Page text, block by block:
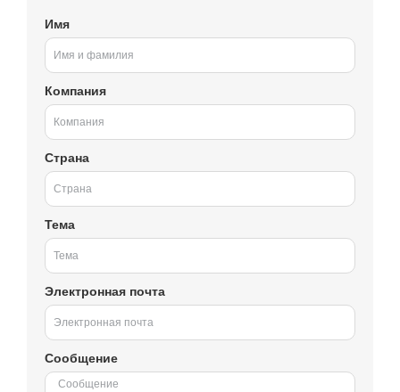
Имя
Компания
Страна
Тема
Электронная почта
Сообщение